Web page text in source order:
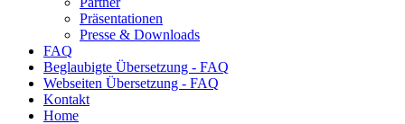
Präsentationen
Presse & Downloads
FAQ
Beglaubigte Übersetzung - FAQ
Webseiten Übersetzung - FAQ
Kontakt
Home